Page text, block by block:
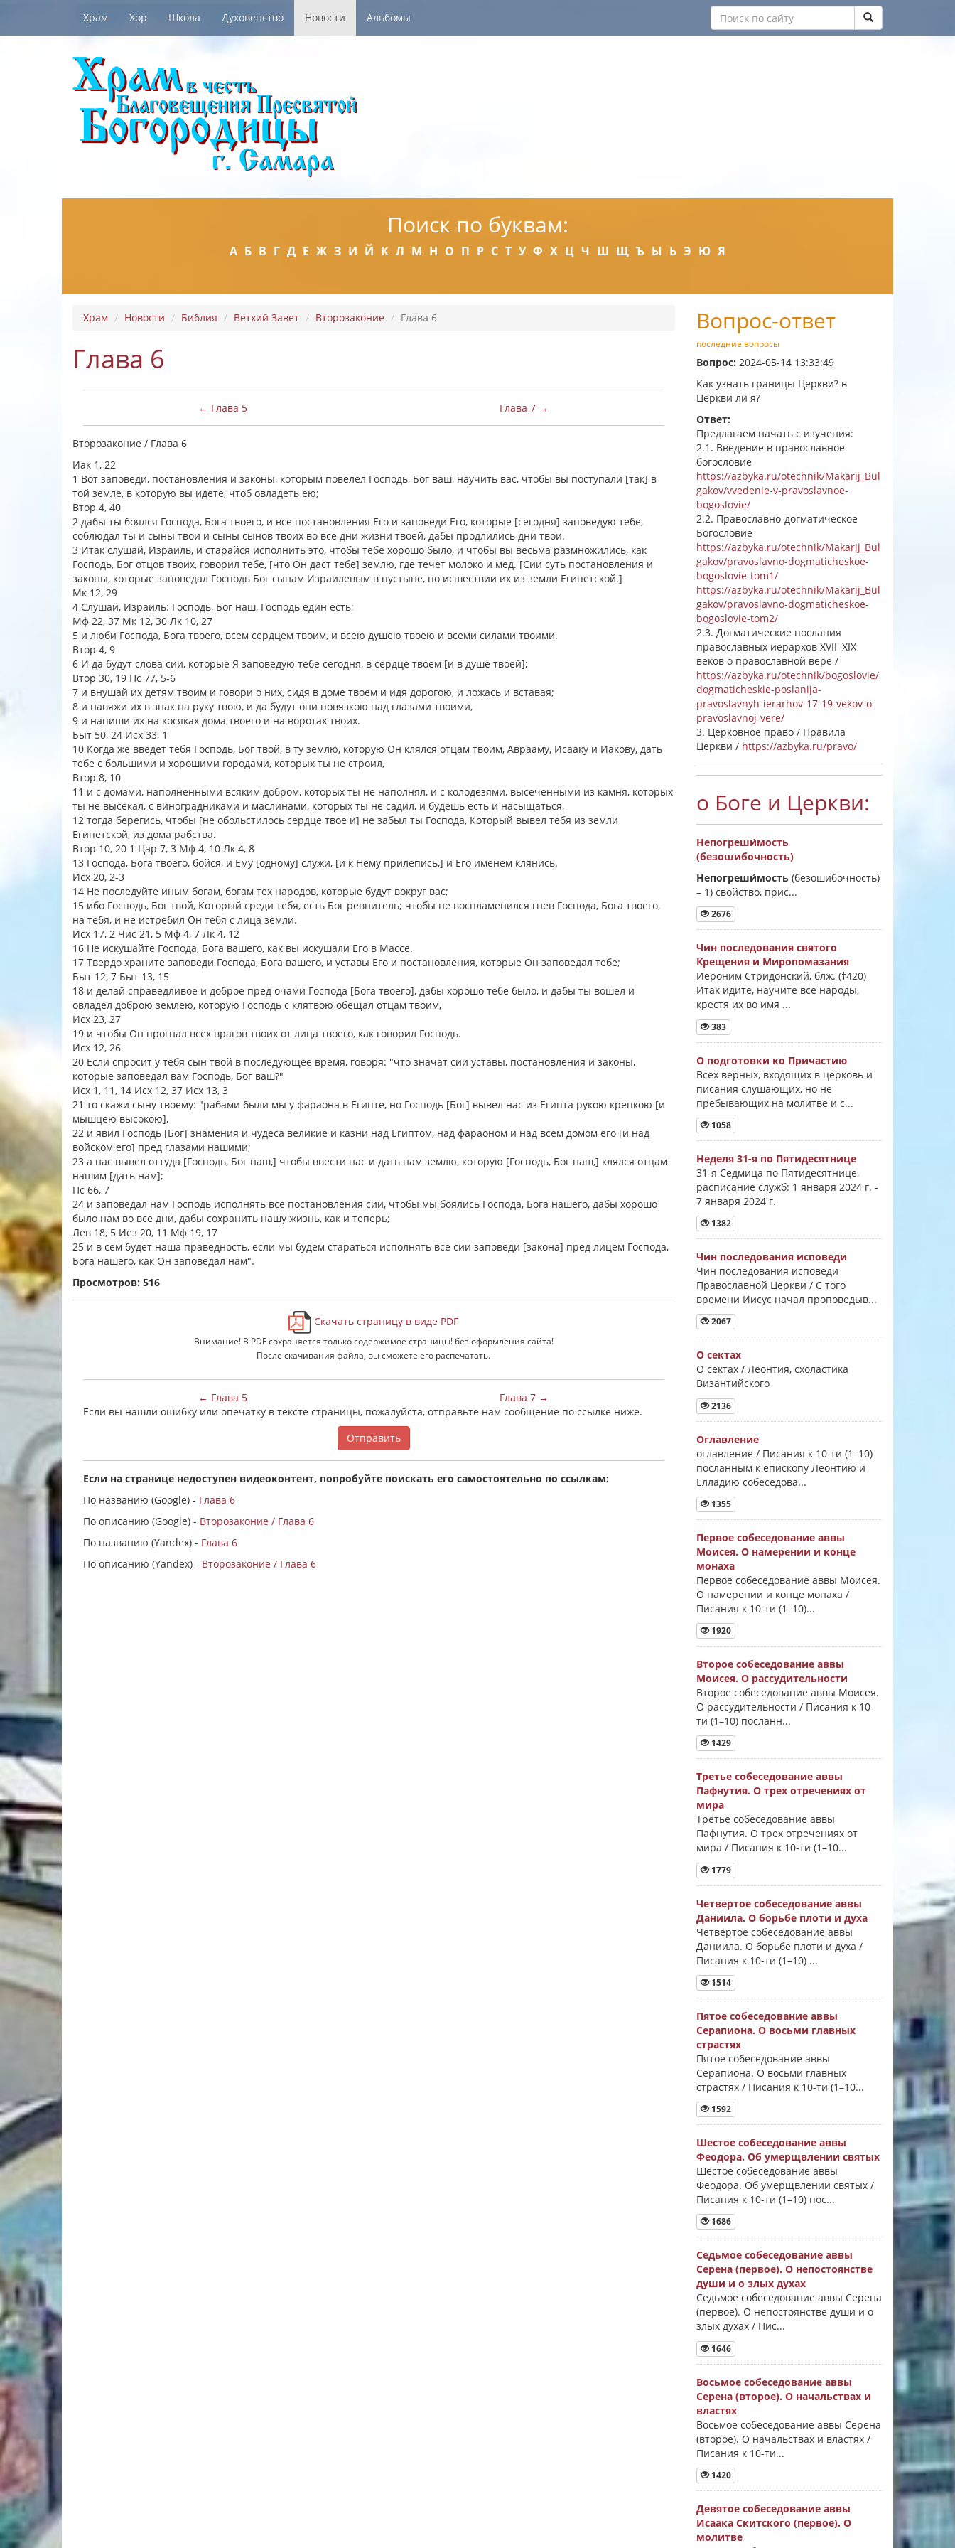
Храм Хор Школа Духовенство Новости Альбомы
Поиск по буквам:
А Б В Г Д Е Ж З И Й К Л М Н О П Р С Т У Ф Х Ц Ч Ш Щ Ъ Ы Ь Э Ю Я
Храм Новости Библия Ветхий Завет Второзаконие Глава 6
Глава 6
← Глава 5 Глава 7 →
Второзаконие / Глава 6
Иак 1, 22
1 Вот заповеди, постановления и законы, которым повелел Господь, Бог ваш, научить вас, чтобы вы поступали [так] в
той земле, в которую вы идете, чтоб овладеть ею;
Втор 4, 40
2 дабы ты боялся Господа, Бога твоего, и все постановления Его и заповеди Его, которые [сегодня] заповедую тебе,
соблюдал ты и сыны твои и сыны сынов твоих во все дни жизни твоей, дабы продлились дни твои.
3 Итак слушай, Израиль, и старайся исполнить это, чтобы тебе хорошо было, и чтобы вы весьма размножились, как
Господь, Бог отцов твоих, говорил тебе, [что Он даст тебе] землю, где течет молоко и мед. [Сии суть постановления и
законы, которые заповедал Господь Бог сынам Израилевым в пустыне, по исшествии их из земли Египетской.]
Мк 12, 29
4 Слушай, Израиль: Господь, Бог наш, Господь един есть;
Мф 22, 37 Мк 12, 30 Лк 10, 27
5 и люби Господа, Бога твоего, всем сердцем твоим, и всею душею твоею и всеми силами твоими.
Втор 4, 9
6 И да будут слова сии, которые Я заповедую тебе сегодня, в сердце твоем [и в душе твоей];
Втор 30, 19 Пс 77, 5-6
7 и внушай их детям твоим и говори о них, сидя в доме твоем и идя дорогою, и ложась и вставая;
8 и навяжи их в знак на руку твою, и да будут они повязкою над глазами твоими,
9 и напиши их на косяках дома твоего и на воротах твоих.
Быт 50, 24 Исх 33, 1
10 Когда же введет тебя Господь, Бог твой, в ту землю, которую Он клялся отцам твоим, Аврааму, Исааку и Иакову, дать
тебе с большими и хорошими городами, которых ты не строил,
Втор 8, 10
11 и с домами, наполненными всяким добром, которых ты не наполнял, и с колодезями, высеченными из камня, которых
ты не высекал, с виноградниками и маслинами, которых ты не садил, и будешь есть и насыщаться,
12 тогда берегись, чтобы [не обольстилось сердце твое и] не забыл ты Господа, Который вывел тебя из земли
Египетской, из дома рабства.
Втор 10, 20 1 Цар 7, 3 Мф 4, 10 Лк 4, 8
13 Господа, Бога твоего, бойся, и Ему [одному] служи, [и к Нему прилепись,] и Его именем клянись.
Исх 20, 2-3
14 Не последуйте иным богам, богам тех народов, которые будут вокруг вас;
15 ибо Господь, Бог твой, Который среди тебя, есть Бог ревнитель; чтобы не воспламенился гнев Господа, Бога твоего,
на тебя, и не истребил Он тебя с лица земли.
Исх 17, 2 Чис 21, 5 Мф 4, 7 Лк 4, 12
16 Не искушайте Господа, Бога вашего, как вы искушали Его в Массе.
17 Твердо храните заповеди Господа, Бога вашего, и уставы Его и постановления, которые Он заповедал тебе;
Быт 12, 7 Быт 13, 15
18 и делай справедливое и доброе пред очами Господа [Бога твоего], дабы хорошо тебе было, и дабы ты вошел и
овладел доброю землею, которую Господь с клятвою обещал отцам твоим,
Исх 23, 27
19 и чтобы Он прогнал всех врагов твоих от лица твоего, как говорил Господь.
Исх 12, 26
20 Если спросит у тебя сын твой в последующее время, говоря: "что значат сии уставы, постановления и законы,
которые заповедал вам Господь, Бог ваш?"
Исх 1, 11, 14 Исх 12, 37 Исх 13, 3
21 то скажи сыну твоему: "рабами были мы у фараона в Египте, но Господь [Бог] вывел нас из Египта рукою крепкою [и
мышцею высокою],
22 и явил Господь [Бог] знамения и чудеса великие и казни над Египтом, над фараоном и над всем домом его [и над
войском его] пред глазами нашими;
23 а нас вывел оттуда [Господь, Бог наш,] чтобы ввести нас и дать нам землю, которую [Господь, Бог наш,] клялся отцам
нашим [дать нам];
Пс 66, 7
24 и заповедал нам Господь исполнять все постановления сии, чтобы мы боялись Господа, Бога нашего, дабы хорошо
было нам во все дни, дабы сохранить нашу жизнь, как и теперь;
Лев 18, 5 Иез 20, 11 Мф 19, 17
25 и в сем будет наша праведность, если мы будем стараться исполнять все сии заповеди [закона] пред лицем Господа,
Бога нашего, как Он заповедал нам".
Просмотров: 516
Скачать страницу в виде PDF
Внимание! В PDF сохраняется только содержимое страницы! без оформления сайта!
После скачивания файла, вы сможете его распечатать.
← Глава 5
Глава 7 →
Если вы нашли ошибку или опечатку в тексте страницы, пожалуйста, отправьте нам сообщение по ссылке ниже.
Отправить
Если на странице недоступен видеоконтент, попробуйте поискать его самостоятельно по ссылкам:
По названию (Google) - Глава 6
По описанию (Google) - Второзаконие / Глава 6
По названию (Yandex) - Глава 6
По описанию (Yandex) - Второзаконие / Глава 6
Вопрос-ответ
последние вопросы
Вопрос: 2024-05-14 13:33:49
Как узнать границы Церкви? в
Церкви ли я?
Ответ:
Предлагаем начать с изучения:
2.1. Введение в православное
богословие
https://azbyka.ru/otechnik/Makarij_Bul
gakov/vvedenie-v-pravoslavnoe-
bogoslovie/
2.2. Православно-догматическое
Богословие
https://azbyka.ru/otechnik/Makarij_Bul
gakov/pravoslavno-dogmaticheskoe-
bogoslovie-tom1/
https://azbyka.ru/otechnik/Makarij_Bul
gakov/pravoslavno-dogmaticheskoe-
bogoslovie-tom2/
2.3. Догматические послания
православных иерархов XVII–XIX
веков о православной вере /
https://azbyka.ru/otechnik/bogoslovie/
dogmaticheskie-poslanija-
pravoslavnyh-ierarhov-17-19-vekov-o-
pravoslavnoj-vere/
3. Церковное право / Правила
Церкви / https://azbyka.ru/pravo/
о Боге и Церкви:
Непогреши́мость
(безошибочность)
Непогреши́мость (безошибочность)
–1) свойство, прис...
2676
Чин последования святого
Крещения и Миропомазания
Иероним Стридонский, блж. (†420)
Итак идите, научите все народы,
крестя их во имя ...
383
О подготовки ко Причастию
Всех верных, входящих в церковь и
писания слушающих, но не
пребывающих на молитве и с...
1058
Неделя 31-я по Пятидесятнице
31-я Седмица по Пятидесятнице,
расписание служб: 1 января 2024 г. -
7 января 2024 г.
1382
Чин последования исповеди
Чин последования исповеди
Православной Церкви / С того
времени Иисус начал проповедыв...
2067
О сектах
О сектах / Леонтия, схоластика
Византийского
2136
Оглавление
оглавление / Писания к 10-ти (1–10)
посланным к епископу Леонтию и
Елладию собеседова...
1355
Первое собеседование аввы
Моисея. О намерении и конце
монаха
Первое собеседование аввы Моисея.
О намерении и конце монаха /
Писания к 10-ти (1–10)...
1920
Второе собеседование аввы
Моисея. О рассудительности
Второе собеседование аввы Моисея.
О рассудительности / Писания к 10-
ти (1–10) посланн...
1429
Третье собеседование аввы
Пафнутия. О трех отречениях от
мира
Третье собеседование аввы
Пафнутия. О трех отречениях от
мира / Писания к 10-ти (1–10...
1779
Четвертое собеседование аввы
Даниила. О борьбе плоти и духа
Четвертое собеседование аввы
Даниила. О борьбе плоти и духа /
Писания к 10-ти (1–10) ...
1514
Пятое собеседование аввы
Серапиона. О восьми главных
страстях
Пятое собеседование аввы
Серапиона. О восьми главных
страстях / Писания к 10-ти (1–10...
1592
Шестое собеседование аввы
Феодора. Об умерщвлении святых
Шестое собеседование аввы
Феодора. Об умерщвлении святых /
Писания к 10-ти (1–10) пос...
1686
Седьмое собеседование аввы
Серена (первое). О непостоянстве
души и о злых духах
Седьмое собеседование аввы Серена
(первое). О непостоянстве души и о
злых духах / Пис...
1646
Восьмое собеседование аввы
Серена (второе). О начальствах и
властях
Восьмое собеседование аввы Серена
(второе). О начальствах и властях /
Писания к 10-ти...
1420
Девятое собеседование аввы
Исаака Скитского (первое). О
молитве